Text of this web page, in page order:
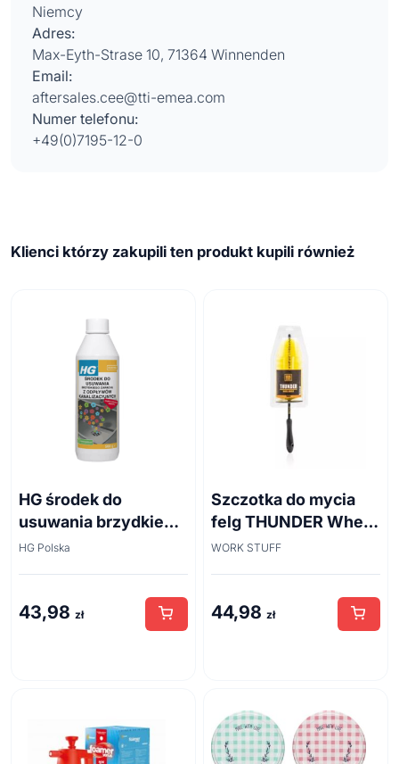
Niemcy
Adres:
Max-Eyth-Strase 10, 71364 Winnenden
Email:
aftersales.cee@tti-emea.com
Numer telefonu:
+49(0)7195-12-0
Klienci którzy zakupili ten produkt kupili również
HG środek do
usuwania brzydkiego
zapachu z odpływów
HG Polska
43,98 zł
Szczotka do mycia
felg THUNDER Wheel
Brush 45cm
WORK STUFF
44,98 zł